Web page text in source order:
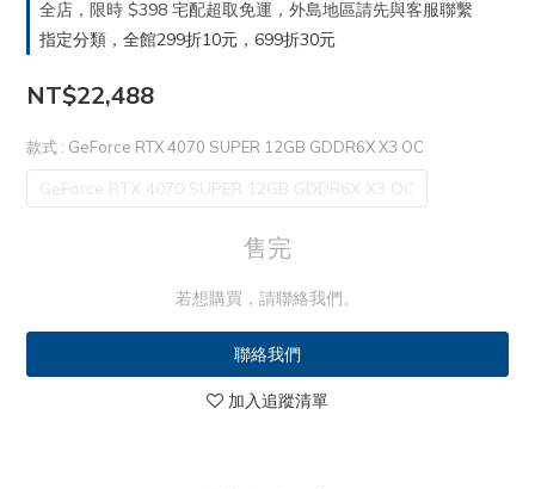
全店，限時 $398 宅配超取免運，外島地區請先與客服聯繫
指定分類，全館299折10元，699折30元
NT$22,488
款式 : GeForce RTX 4070 SUPER 12GB GDDR6X X3 OC
GeForce RTX 4070 SUPER 12GB GDDR6X X3 OC
售完
若想購買，請聯絡我們。
聯絡我們
加入追蹤清單